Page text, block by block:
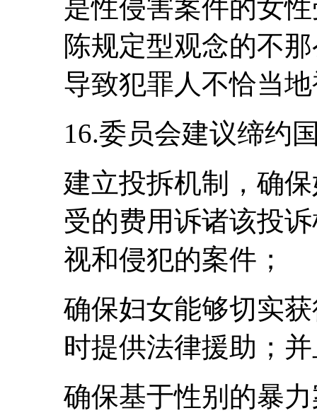
是性侵害案件的女
陈规定型观念的不
导致犯罪人不恰当
16.委员会建议缔约
建立投拆机制，确
受的费用诉诸该投
视和侵犯的案件；
确保妇女能够切实
时提供法律援助；
确保基于性别的暴